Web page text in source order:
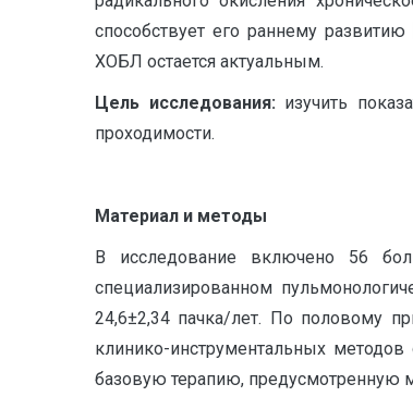
способствует его раннему
ХОБЛ остается актуальным.
Цель исследования: изучить
проходимости.
Материал и методы
В исследование включено 56
специализированном
24,6±2,34 пачка/лет. По половому
клинико-инструментальных
базовую терапию, предусмотренную